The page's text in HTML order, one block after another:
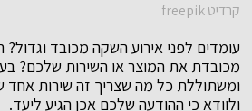
קרדיט freepik
עומדים לפני אירוע השקה מכובד וגדול?
מכובדת את המוצר או השירות שלכם?
ומשתוללת כל מה שצריך זה שירות אחד
ולוודא כי ההודעה שלכם אכן הגיע ליעד.